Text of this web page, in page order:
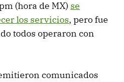
(hora de MX) se
los servicios, pero fue
todos operaron con
comunicados